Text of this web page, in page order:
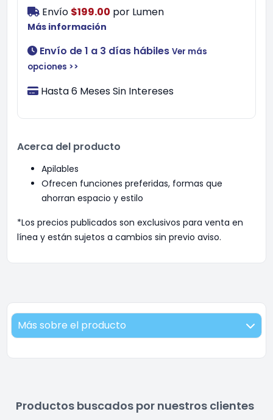
Envío $199.00 por Lumen
Más información
Envío de 1 a 3 días hábiles Ver más
opciones >>
Hasta 6 Meses Sin Intereses
Acerca del producto
Apilables
Ofrecen funciones preferidas, formas que
ahorran espacio y estilo
*Los precios publicados son exclusivos para venta en
línea y están sujetos a cambios sin previo aviso.
Más sobre el producto
Productos buscados por nuestros clientes